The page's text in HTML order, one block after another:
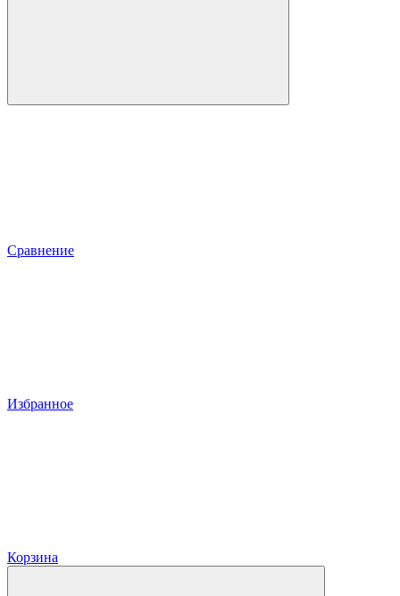
Сравнение
Избранное
Корзина